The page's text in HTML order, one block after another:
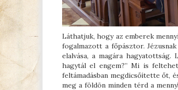
Láthatjuk, hogy az emberek
fogalmazott a főpásztor.
elalvása, a magára
hagytál el engem?” Mi is
feltámadásban megdicsőítette őt,
meg a földön minden térd a